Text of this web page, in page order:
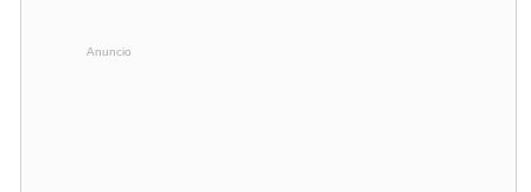
Anuncio